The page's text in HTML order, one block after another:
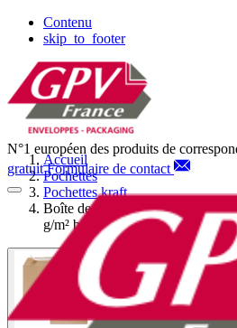
Contenu
skip_to_footer
N°1 européen des produits de
gratuit Formulaire de contact
Accueil
Pochettes
Pochettes kraft
Boîte de 500 pochettes kraft
g/m² bande de protection